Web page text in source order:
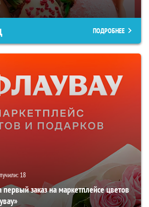
ПОДРОБНЕЕ
18
заказ на маркетплейсе цветов